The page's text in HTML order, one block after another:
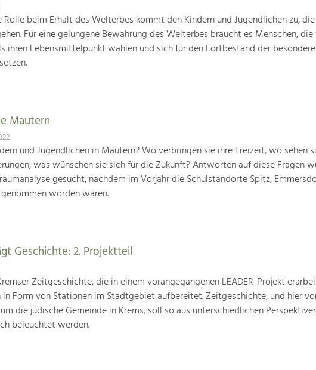
Rolle beim Erhalt des Welterbes kommt den Kindern und Jugendlichen zu,
Für eine gelungene Bewah­rung des Welterbes braucht es Menschen,
ihren Lebensmittelpunkt wählen und sich für den Fortbestand der
Mautern
und Jugendlichen in Mautern? Wo verbringen sie ihre Freizeit, wo sehen
was wünschen sie sich für die Zukunft? Antworten auf diese Fragen
gesucht, nachdem im Vorjahr die Schulstandorte Spitz,
worden waren.
Geschichte: 2. Projektteil
Zeitgeschichte, die in einem vorangegangenen LEADER-Projekt
Form von Stationen im Stadtgebiet aufbereitet. Zeitgeschichte, und hier
die jüdische Gemeinde in Krems, soll so aus unterschiedlichen
beleuchtet werden.